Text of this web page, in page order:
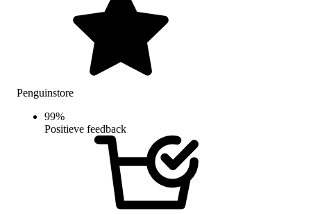
Penguinstore
99%
Positieve feedback